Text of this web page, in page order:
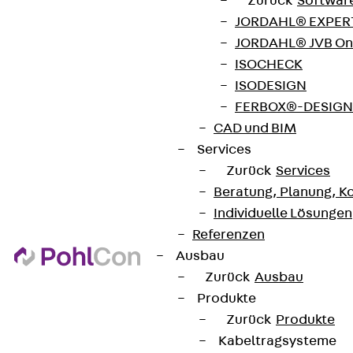
JORDAHL®
JORDAHL® JVB
ISOCHECK
ISODESIGN
FERBOX®-
CAD und BIM
Services
Zurück Services
Beratung, Planung,
Individuelle Lösungen
Referenzen
Ausbau
Zurück Ausbau
Produkte
Zurück Produkte
Kabeltragsysteme
Produktneuheiten, Referenzen und aktuellen